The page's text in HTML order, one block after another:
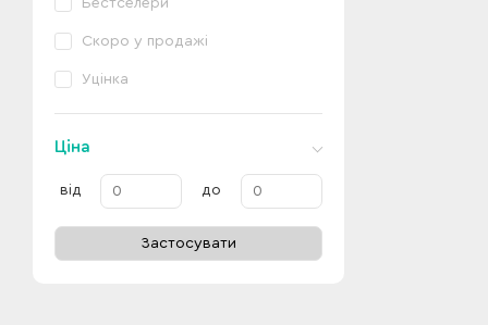
Бестселери
Скоро у продажі
Уцінка
Ціна
від до
Застосувати